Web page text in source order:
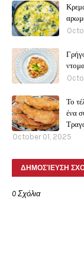
Το
ένα
October 01, 2025
ΔΗΜΟΣΊΕΥΣΗ
0 Σχόλια